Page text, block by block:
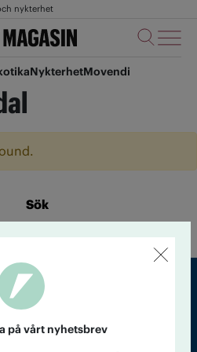
nykterhet
NykterhetMovendi
Sök
på vårt nyhetsbrev